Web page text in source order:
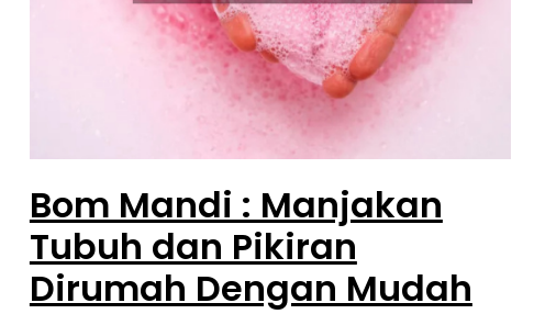
Bom Mandi : Manjakan
Tubuh dan Pikiran
Dirumah Dengan Mudah